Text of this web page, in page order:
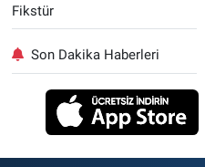
Fikstür
Son Dakika Haberleri